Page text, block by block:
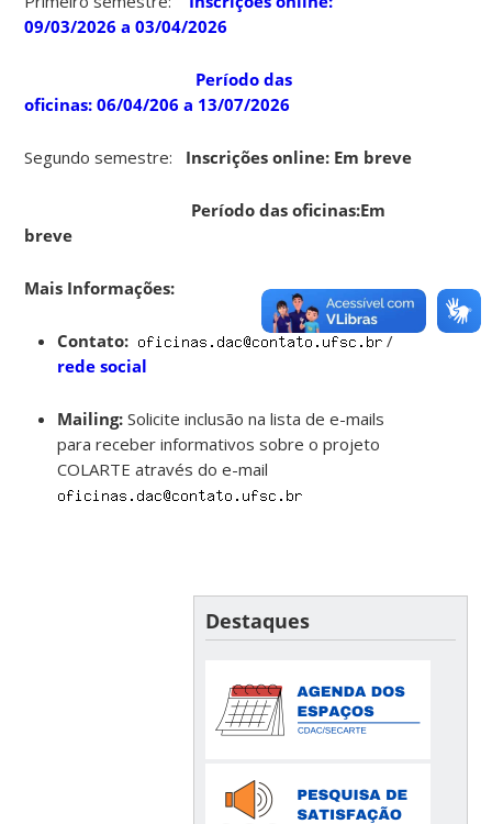
09/03/2026 a 03/04/2026
Período das
oficinas: 06/04/206 a 13/07/2026
Segundo semestre: Inscrições online: Em breve
Período das oficinas:Em
breve
Mais Informações:
Contato:
/
rede social
Mailing: Solicite inclusão na lista de e-mails
para receber informativos sobre o projeto
COLARTE através do e-mail
Destaques